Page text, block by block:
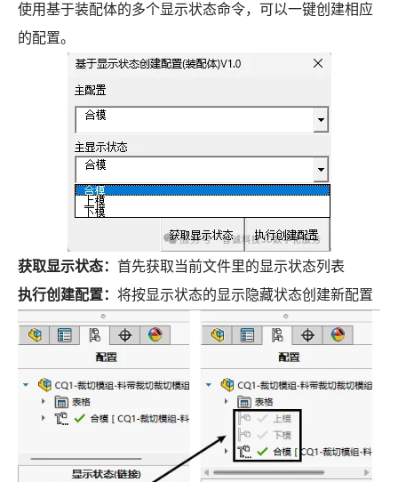
使用基于装配体的多个显示状态命令，可以一键创建相应
的配置。
获取显示状态： 首先获取当前文件里的显示状态列表
执行创建配置： 将按显示状态的显示隐藏状态创建新配置